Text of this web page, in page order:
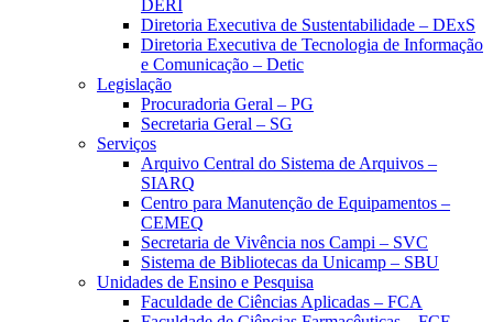
DERI
Diretoria Executiva de Sustentabilidade – DExS
Diretoria Executiva de Tecnologia de Informação
e Comunicação – Detic
Legislação
Procuradoria Geral – PG
Secretaria Geral – SG
Serviços
Arquivo Central do Sistema de Arquivos –
SIARQ
Centro para Manutenção de Equipamentos –
CEMEQ
Secretaria de Vivência nos Campi – SVC
Sistema de Bibliotecas da Unicamp – SBU
Unidades de Ensino e Pesquisa
Faculdade de Ciências Aplicadas – FCA